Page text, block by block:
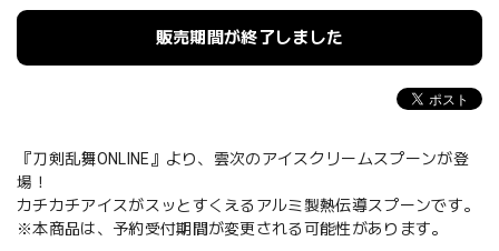
販売期間が終了しました
『刀剣乱舞ONLINE』より、雲次のアイスクリームスプーンが登
場！
カチカチアイスがスッとすくえるアルミ製熱伝導スプーンです。
※本商品は、予約受付期間が変更される可能性があります。